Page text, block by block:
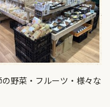
野菜・フルーツ・様々な